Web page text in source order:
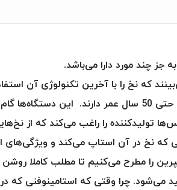
چند مورد دارا می‌باشد.
که نخ را با آخرین تکنولوژی آن
نمی‌باشند و دستگاه‌هایی هستند که عموما 30 - 40 سال و
را راغب می‌کند که از
که نخ در آن استاپ می‌کند و
را مطرح می‌کنیم تا مطلب کاملا
می‌شود. چرا وقتی که استامینوفنی که